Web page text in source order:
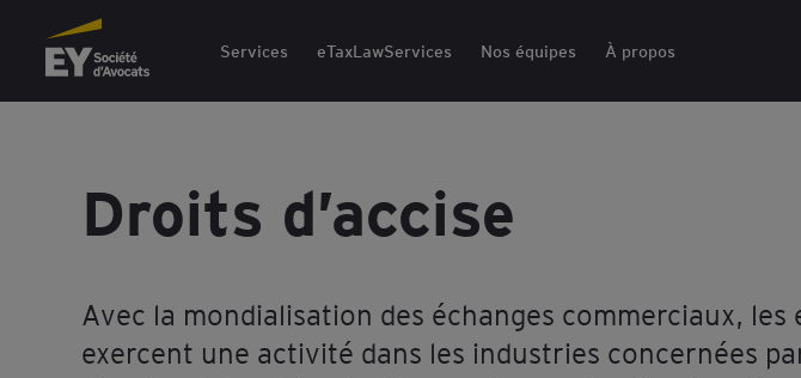
EY Société d'Avocats
Services eTaxLawServices Nos équipes À propos
Droits d’accise
Avec la mondialisation des échanges commerciaux, les
exercent une activité dans les industries concernées